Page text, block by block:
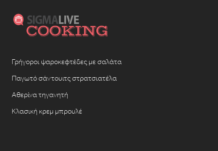
Γρήγοροι ψαροκεφτέδες με σαλάτα
Παγωτό σάντουιτς στρατσιατέλα
Αθερίνα τηγανητή
Κλασική κρεμ μπρουλέ